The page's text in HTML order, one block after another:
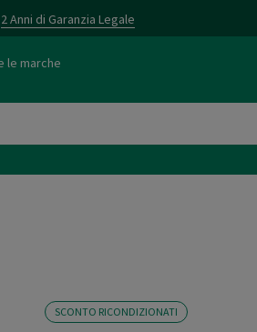
2 Anni di Garanzia Legale
le marche
SCONTO RICONDIZIONATI